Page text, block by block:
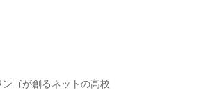
ンゴが創るネットの高校